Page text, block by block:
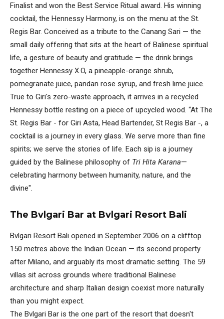
Finalist and won the Best Service Ritual award. His winning
cocktail, the Hennessy Harmony, is on the menu at the St.
Regis Bar. Conceived as a tribute to the Canang Sari — the
small daily offering that sits at the heart of Balinese spiritual
life, a gesture of beauty and gratitude — the drink brings
together Hennessy X.O, a pineapple-orange shrub,
pomegranate juice, pandan rose syrup, and fresh lime juice.
True to Giri's zero-waste approach, it arrives in a recycled
Hennessy bottle resting on a piece of upcycled wood. “At The
St. Regis Bar - for Giri Asta, Head Bartender, St Regis Bar -, a
cocktail is a journey in every glass. We serve more than fine
spirits; we serve the stories of life. Each sip is a journey
guided by the Balinese philosophy of Tri Hita Karana—
celebrating harmony between humanity, nature, and the
divine".
The Bvlgari Bar at Bvlgari Resort Bali
Bvlgari Resort Bali opened in September 2006 on a clifftop
150 metres above the Indian Ocean — its second property
after Milano, and arguably its most dramatic setting. The 59
villas sit across grounds where traditional Balinese
architecture and sharp Italian design coexist more naturally
than you might expect.
The Bvlgari Bar is the one part of the resort that doesn't